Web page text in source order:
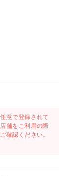
意で登録されて
舗をご利用の際
確認ください。